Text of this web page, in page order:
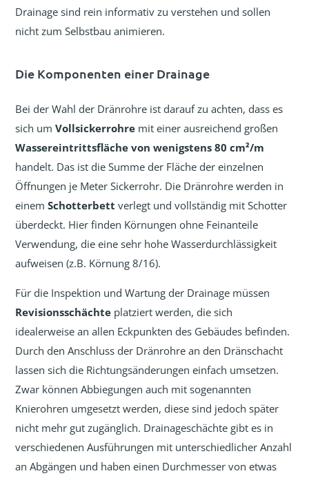
Drainage sind rein informativ zu verstehen und sollen
nicht zum Selbstbau animieren.
Die Komponenten einer Drainage
Bei der Wahl der Dränrohre ist darauf zu achten, dass es
sich umVollsickerrohre mit einer ausreichend großen
Wassereintrittsfläche von wenigstens 80 cm²/m
handelt. Das ist die Summe der Fläche der einzelnen
Öffnungen je Meter Sickerrohr. Die Dränrohre werden in
einemSchotterbett verlegt und vollständig mit Schotter
überdeckt. Hier finden Körnungen ohne Feinanteile
Verwendung, die eine sehr hohe Wasserdurchlässigkeit
aufweisen (z.B. Körnung 8/16).
Für die Inspektion und Wartung der Drainage müssen
Revisionsschächte platziert werden, die sich
idealerweise an allen Eckpunkten des Gebäudes befinden.
Durch den Anschluss der Dränrohre an den Dränschacht
lassen sich die Richtungsänderungen einfach umsetzen.
Zwar können Abbiegungen auch mit sogenannten
Knierohren umgesetzt werden, diese sind jedoch später
nicht mehr gut zugänglich. Drainageschächte gibt es in
verschiedenen Ausführungen mit unterschiedlicher Anzahl
an Abgängen und haben einen Durchmesser von etwas